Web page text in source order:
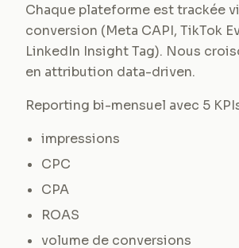
Chaque plateforme est trackée
conversion (Meta CAPI, TikTok
LinkedIn Insight Tag). Nous
en attribution data-driven.
Reporting bi-mensuel avec 5
impressions
CPC
CPA
ROAS
volume de conversions